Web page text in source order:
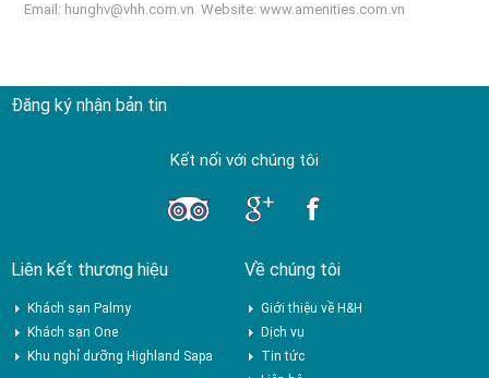
Email: hunghv@vhh.com.vn Website:www.amenities.com.vn
Đăng ký nhận bản tin
Kết nối với chúng tôi
Liên kết thương hiệu
Khách sạn Palmy
Khách sạn One
Khu nghỉ dưỡng Highland Sapa
Về chúng tôi
Giới thiệu về H&H
Dịch vụ
Tin tức